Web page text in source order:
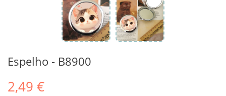
Espelho - B8900
2,49 €